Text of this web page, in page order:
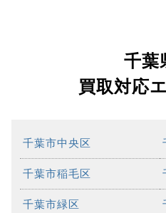
千葉
買取対応
千葉市中央区
千葉市稲毛区
千葉市緑区